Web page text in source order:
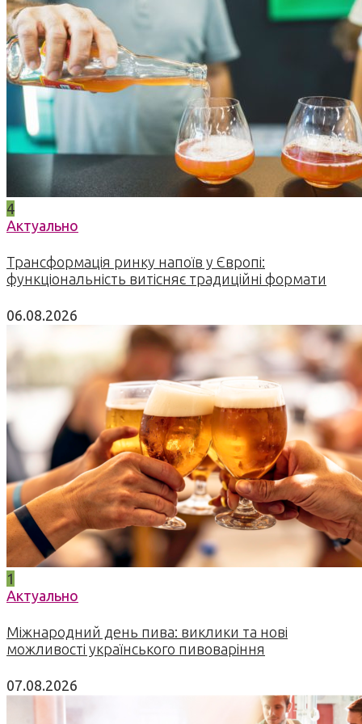
4
Актуально
Трансформація ринку напоїв у Європі:
функціональність витісняє традиційні формати
06.08.2026
1
Актуально
Міжнародний день пива: виклики та нові
можливості українського пивоваріння
07.08.2026